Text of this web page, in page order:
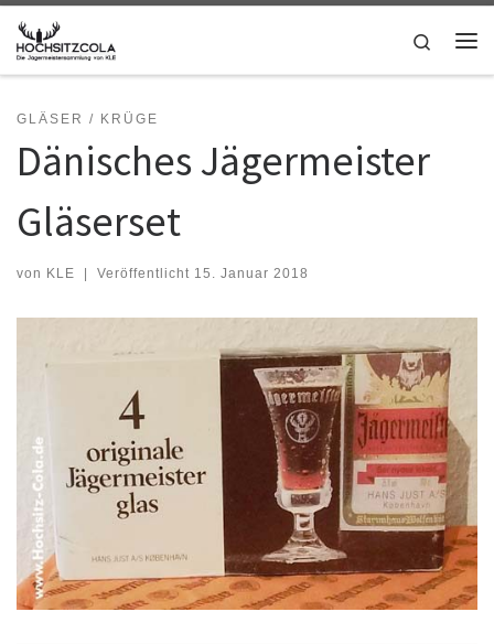
Zum Inhalt springen
Search
GLÄSER / KRÜGE
Dänisches Jägermeister
Gläserset
von KLE Veröffentlicht 15. Januar 2018